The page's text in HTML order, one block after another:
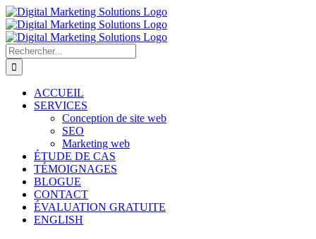
Passer
au
contenu
Rechercher:
ACCUEIL
SERVICES
Conception de site web
SEO
Marketing web
ÉTUDE DE CAS
TÉMOIGNAGES
BLOGUE
CONTACT
ÉVALUATION GRATUITE
ENGLISH